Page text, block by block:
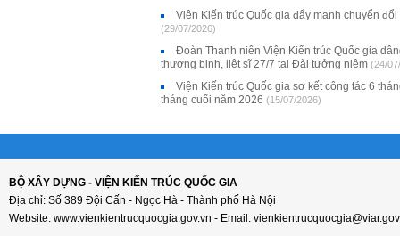
Viện Kiến trúc Quốc gia đẩy mạnh chuyển
(29/07/2026)
Đoàn Thanh niên Viện Kiến trúc Quốc gia
thương binh, liệt sĩ 27/7 tại Đài tưởng niệm (24/
Viện Kiến trúc Quốc gia sơ kết công tác 6
tháng cuối năm 2026 (15/07/2026)
BỘ XÂY DỰNG - VIỆN KIẾN TRÚC QUỐC GIA
Địa chỉ: Số 389 Đội Cấn - Ngọc Hà - Thành phố Hà Nội
Website: www.vienkientrucquocgia.gov.vn - Email: